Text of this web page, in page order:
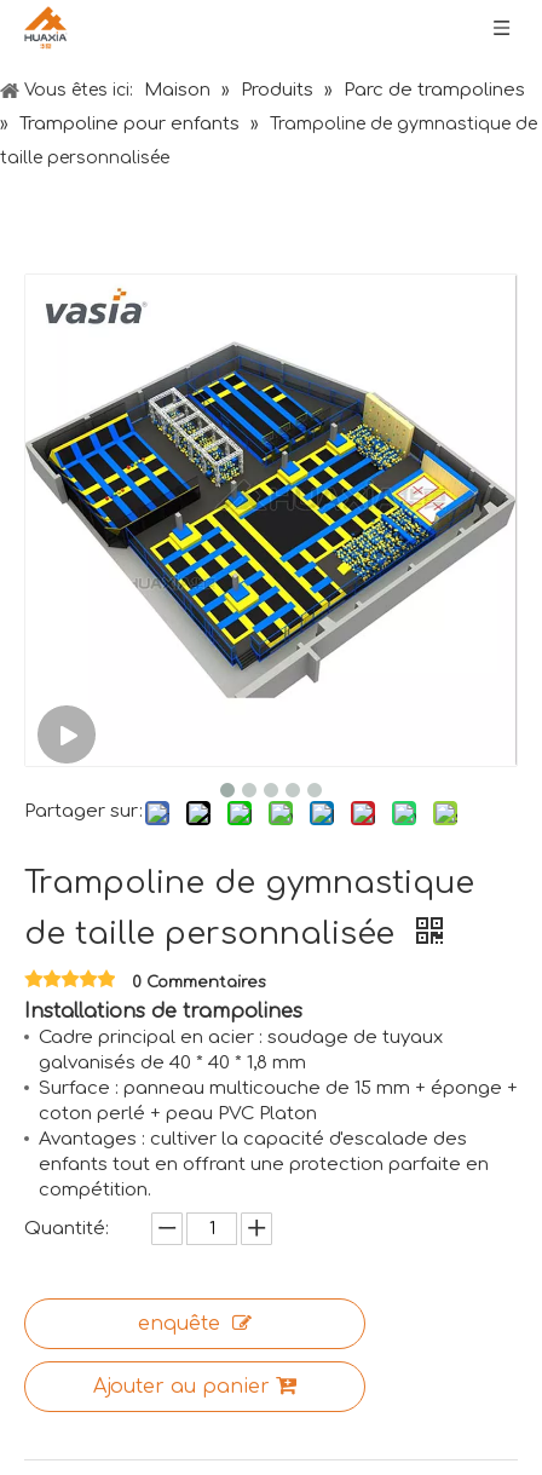
Vous êtes ici: Maison » Produits » Parc de trampolines
» Trampoline pour enfants »
Trampoline de gymnastique de
taille personnalisée
Partager sur:
Trampoline de gymnastique
de taille personnalisée
0 Commentaires
Installations de trampolines
Cadre principal en acier : soudage de tuyaux
galvanisés de 40 * 40 * 1,8 mm
Surface : panneau multicouche de 15 mm + éponge +
coton perlé + peau PVC Platon
Avantages : cultiver la capacité d'escalade des
enfants tout en offrant une protection parfaite en
compétition.
Quantité:
enquête
Ajouter au panier